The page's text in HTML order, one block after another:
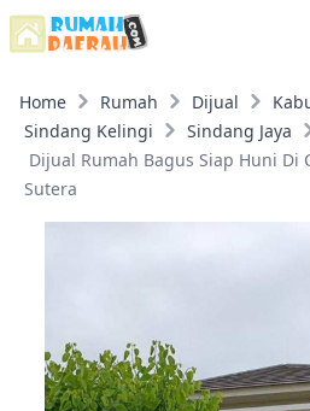
Home Rumah Dijual
Sindang Kelingi
Sindang Jaya
Dijual Rumah Bagus Siap Huni Di
Sutera